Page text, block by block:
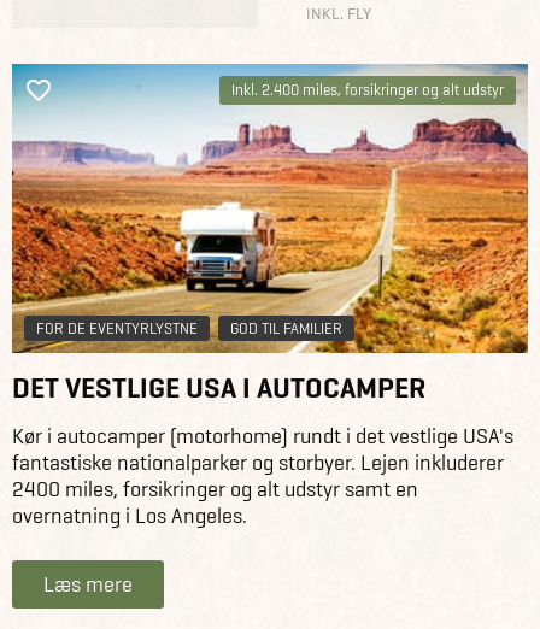
INKL. FLY
Inkl. 2.400 miles, forsikringer og alt udstyr
FOR DE EVENTYRLYSTNE GOD TIL FAMILIER
DET VESTLIGE USA I AUTOCAMPER
Kør i autocamper (motorhome) rundt i det vestlige USA's
fantastiske nationalparker og storbyer. Lejen inkluderer
2400 miles, forsikringer og alt udstyr samt en
overnatning i Los Angeles.
Læs mere